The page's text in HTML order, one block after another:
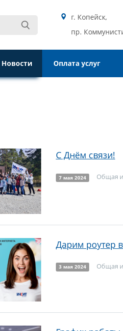
г. Копейск,
пр.
Новости Оплата услуг
С Днём связи!
7 мая 2024 Общая
Дарим роутер
3 мая 2024 Общая